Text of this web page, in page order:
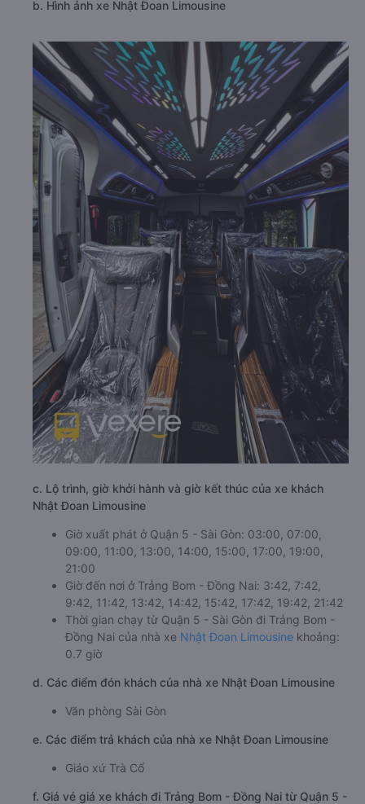
b. Hình ảnh xe Nhật Đoan Limousine
c. Lộ trình, giờ khởi hành và giờ kết thúc của xe khách
Nhật Đoan Limousine
Giờ xuất phát ở Quận 5 - Sài Gòn: 03:00, 07:00,
09:00, 11:00, 13:00, 14:00, 15:00, 17:00, 19:00,
21:00
Giờ đến nơi ở Trảng Bom - Đồng Nai: 3:42, 7:42,
9:42, 11:42, 13:42, 14:42, 15:42, 17:42, 19:42, 21:42
Thời gian chạy từ Quận 5 - Sài Gòn đi Trảng Bom -
Đồng Nai của nhà xe Nhật Đoan Limousine khoảng:
0.7 giờ
d. Các điểm đón khách của nhà xe Nhật Đoan Limousine
Văn phòng Sài Gòn
e. Các điểm trả khách của nhà xe Nhật Đoan Limousine
Giáo xứ Trà Cổ
f. Giá vé giá xe khách đi Trảng Bom - Đồng Nai từ Quận 5 -